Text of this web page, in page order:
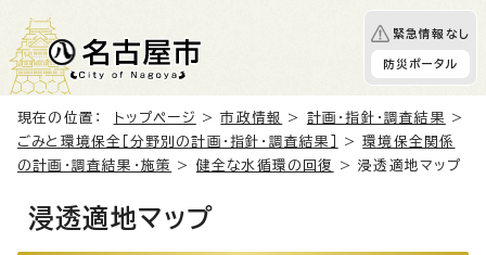
緊急情報なし
防災ポータル
現在の位置： トップページ >市政情報 > 計画・指針・調査結果
>
ごみと環境保全［分野別の計画・指針・調査結果］
>環境保全関係
の計画・調査結果・施策
> 健全な水循環の回復 > 浸透適地マップ
浸透適地マップ